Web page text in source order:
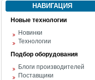
НАВИГАЦИЯ
Новые технологии
Новинки
Технологии
Подбор оборудования
Блоги производителей
Поставщики